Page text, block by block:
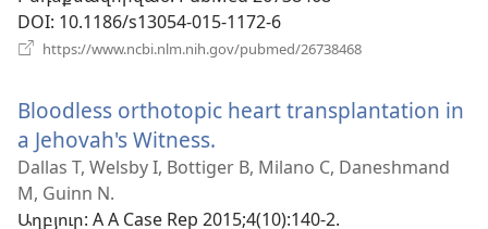
DOI‎: 10.1186/s13054-015-1172-6
https://www.ncbi.nlm.nih.gov/pubmed/26738468
պատուհան)
Bloodless orthotopic heart transplantation in
a Jehovah's Witness.
է
Dallas T, Welsby I, Bottiger B, Milano C, Daneshmand
M, Guinn N.
Աղբյուր‎: A A Case Rep 2015;4(10):140-2.